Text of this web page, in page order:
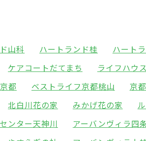
山科 ハートランド桂 ハート
ケアコートだてまち ライフハウ
都 ベストライフ京都桃山 京
北白川花の家 みかげ花の家
ンター天神川 アーバンヴィラ四